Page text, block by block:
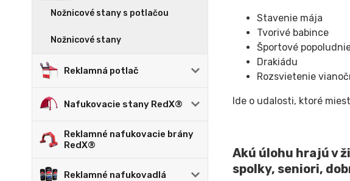
Nožnicové stany s potlačou
Nožnicové stany
Reklamná potlač
Nafukovacie stany RedX®
Reklamné nafukovacie brány
RedX®
Reklamné nafukovadlá
Stavenie mája
Tvorivé babince
Športové
Drakiádu
Rozsvietenie
Ide o udalosti, ktoré
Akú úlohu hrajú v
spolky, seniori,